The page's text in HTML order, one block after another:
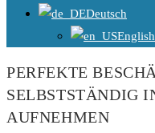
Deutsch
English
PERFEKTE
SELBSTSTÄNDIG
AUFNEHMEN